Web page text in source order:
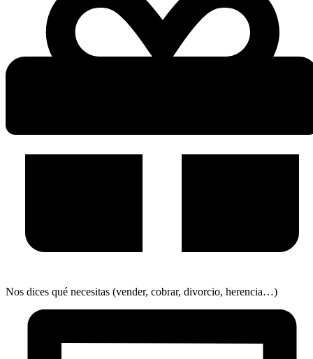
Nos dices qué necesitas (vender, cobrar, divorcio, herencia…)